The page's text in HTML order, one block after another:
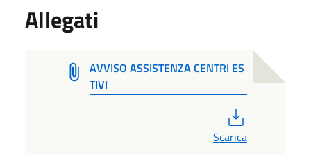
Allegati
AVVISO ASSISTENZA CENTRI ES
TIVI
Scarica